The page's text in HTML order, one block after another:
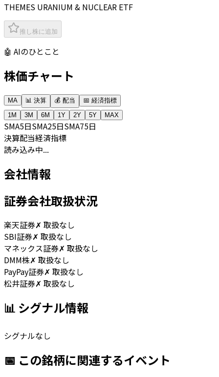
THEMES URANIUM & NUCLEAR ETF
推し株に追加
🤖 AIのひとこと
株価チャート
MA 📊 決算 💰 配当
📅 経済指標
1M
3M 6M 1Y 2Y 5Y MAX
SMA5日SMA25日SMA75日
決算配当経済指標
読み込み中...
会社情報
証券会社取扱状況
楽天証券✗ 取扱なし
SBI証券✗ 取扱なし
マネックス証券✗ 取扱なし
DMM株✗ 取扱なし
PayPay証券✗ 取扱なし
松井証券✗ 取扱なし
📊 シグナル情報
シグナルなし
📅 この銘柄に関連するイベント